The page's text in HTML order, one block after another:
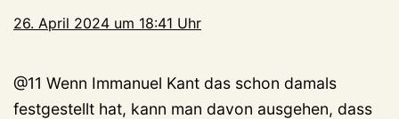
26. April 2024 um 18:41 Uhr
@11 Wenn Immanuel Kant das schon damals
festgestellt hat, kann man davon ausgehen, dass